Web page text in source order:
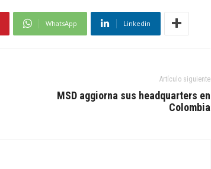
WhatsApp Linkedin
Artículo siguiente
MSD aggiorna sus headquarters en
Colombia